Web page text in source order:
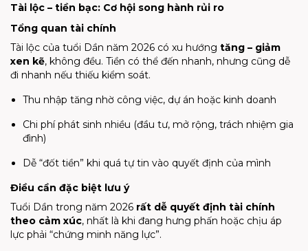
Tài lộc – tiền bạc: Cơ hội song hành rủi ro
Tổng quan tài chính
Tài lộc của tuổi Dần năm 2026 có xu hướng tăng – giảm
xen kẽ, không đều. Tiền có thể đến nhanh, nhưng cũng dễ
đi nhanh nếu thiếu kiểm soát.
Thu nhập tăng nhờ công việc, dự án hoặc kinh doanh
Chi phí phát sinh nhiều (đầu tư, mở rộng, trách nhiệm gia
đình)
Dễ “đốt tiền” khi quá tự tin vào quyết định của mình
Điều cần đặc biệt lưu ý
Tuổi Dần trong năm 2026 rất dễ quyết định tài chính
theo cảm xúc, nhất là khi đang hưng phấn hoặc chịu áp
lực phải “chứng minh năng lực”.